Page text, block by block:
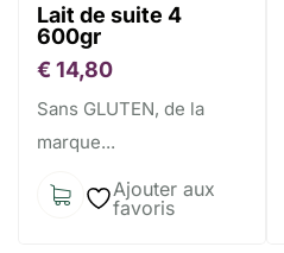
Lait de suite 4
600gr
€ 14,80
Sans GLUTEN, de la
marque...
Ajouter aux
favoris